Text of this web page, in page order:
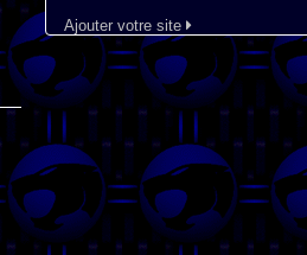
Ajouter votre site